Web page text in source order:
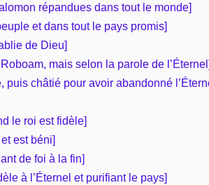
répandues dans tout le monde]
et dans tout le pays promis]
de Dieu]
mais selon la parole de l’Éternel]
châtié pour avoir abandonné
le roi est fidèle]
est béni]
de foi à la fin]
à l’Éternel et purifiant le pays]